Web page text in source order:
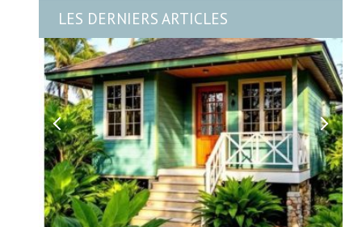
LES DERNIERS ARTICLES